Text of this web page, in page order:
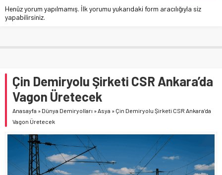
Henüz yorum yapılmamış. İlk yorumu yukarıdaki form aracılığıyla siz
yapabilirsiniz.
Çin Demiryolu Şirketi CSR Ankara’da
Vagon Üretecek
Anasayfa » Dünya Demiryolları » Asya » Çin Demiryolu Şirketi CSR Ankara’da
Vagon Üretecek